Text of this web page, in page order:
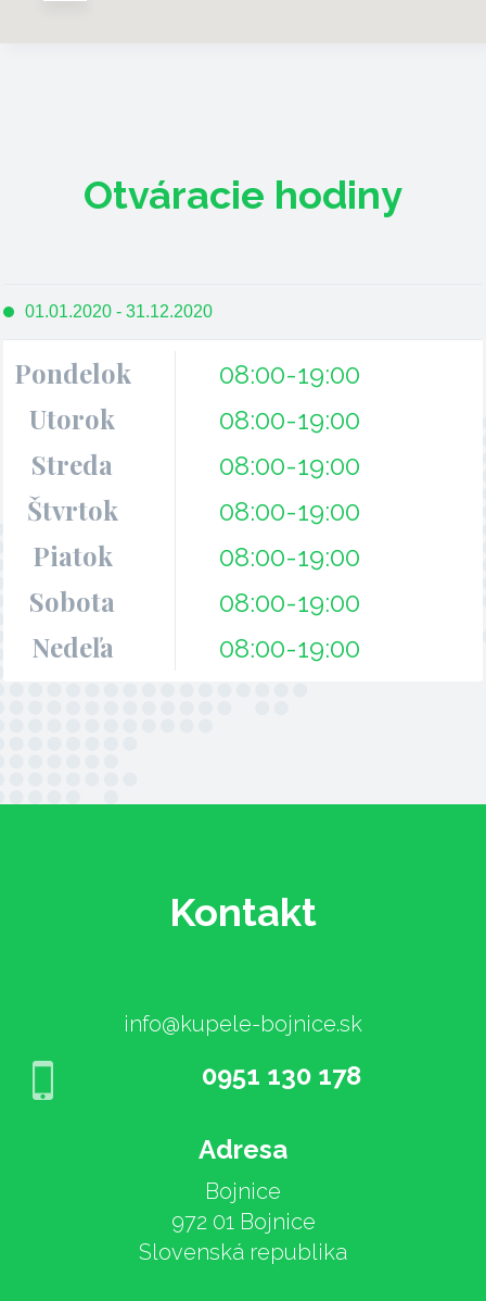
Otváracie hodiny
01.01.2020 - 31.12.2020
Pondelok 08:00-19:00
Utorok 08:00-19:00
Streda 08:00-19:00
Štvrtok 08:00-19:00
Piatok 08:00-19:00
Sobota 08:00-19:00
Nedeľa 08:00-19:00
Kontakt
info@kupele-bojnice.sk
0951 130 178
Adresa
Bojnice
972 01 Bojnice
Slovenská republika